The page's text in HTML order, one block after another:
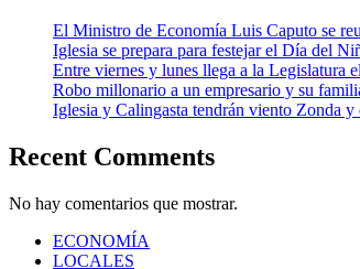
El Ministro de Economía Luis Caputo se
Iglesia se prepara para festejar el Día del
Entre viernes y lunes llega a la Legislatura
Robo millonario a un empresario y su
Iglesia y Calingasta tendrán viento Zonda
Recent Comments
No hay comentarios que mostrar.
ECONOMÍA
LOCALES